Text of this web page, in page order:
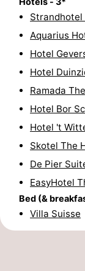
Golfbanen
Surfen
Eten
drinken
Evenementen
Praktisch
Forum
Route
Parkeren
Reisboekenwinkel
Strandhotel
Aquarius
Hotel
Hotel
Ramada
Hotel Bor
Hotel 't
Skotel The
De Pier
EasyHotel
Bed (&
Villa Suisse